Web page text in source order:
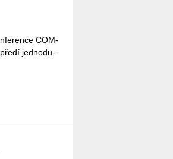
COM­
jed­no­du­